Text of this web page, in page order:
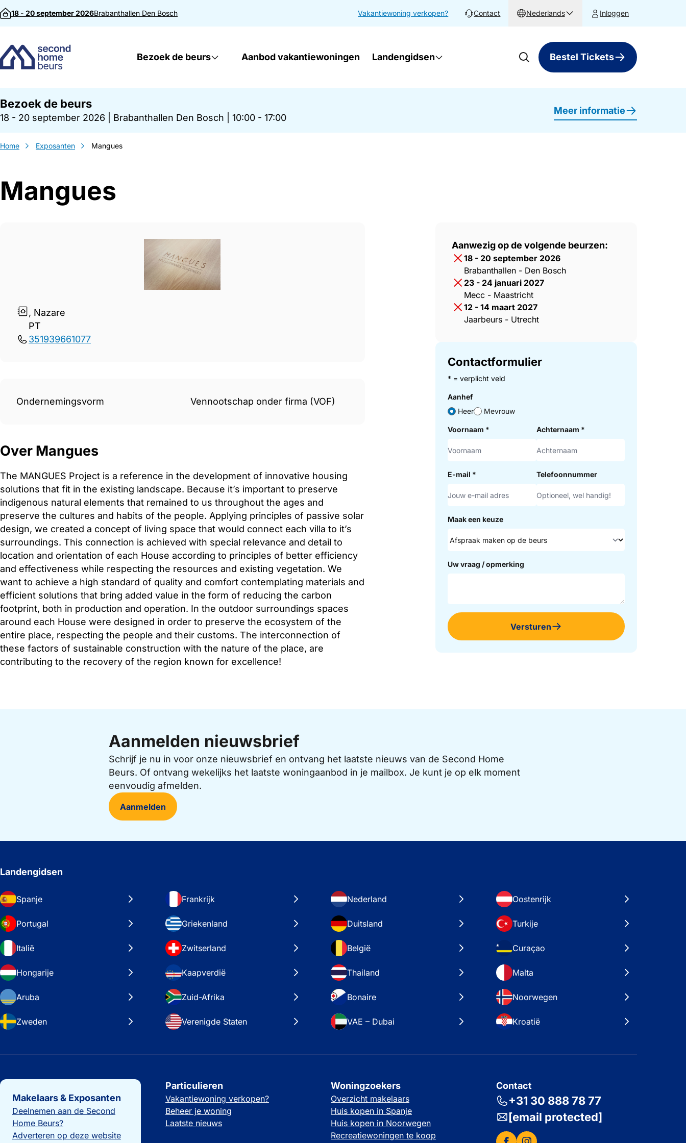
Direct naar inhoud
18 - 20 september 2026Brabanthallen Den Bosch Vakantiewoning verkopen? Contact Nederlands Inloggen
Bezoek de beurs Aanbod vakantiewoningen Landengidsen Bestel Tickets
Bezoek de beurs
18 - 20 september 2026 Brabanthallen Den Bosch 10:00 - 17:00
Meer informatie
Home Exposanten Mangues
Mangues
, Nazare
PT
351939661077
Gegevens Mangues
Ondernemingsvorm Vennootschap onder firma (VOF)
Over Mangues
The MANGUES Project is a reference in the development of innovative housing
solutions that fit in the existing landscape. Because it’s important to preserve
indigenous natural elements that remained to us throughout the ages and
preserve the cultures and habits of the people. Applying principles of passive solar
design, we created a concept of living space that would connect each villa to it’s
surroundings. This connection is achieved with special relevance and detail to
location and orientation of each House according to principles of better efficiency
and effectiveness while respecting the resources and existing vegetation. We
want to achieve a high standard of quality and comfort contemplating materials and
efficient solutions that bring added value in the form of reducing the carbon
footprint, both in production and operation. In the outdoor surroundings spaces
around each House were designed in order to preserve the ecosystem of the
entire place, respecting the people and their customs. The interconnection of
these factors of sustainable construction with the nature of the place, are
contributing to the recovery of the region known for excellence!
Aanwezig op de volgende beurzen:
18 - 20 september 2026
Brabanthallen - Den Bosch
23 - 24 januari 2027
Mecc - Maastricht
12 - 14 maart 2027
Jaarbeurs - Utrecht
Contactformulier
* = verplicht veld
Aanhef
Heer
Mevrouw
Voornaam * Achternaam *
E-mail * Telefoonnummer
Maak een keuze
Uw vraag / opmerking
Versturen
Aanmelden nieuwsbrief
Schrijf je nu in voor onze nieuwsbrief en ontvang het laatste nieuws van de Second Home
Beurs. Of ontvang wekelijks het laatste woningaanbod in je mailbox. Je kunt je op elk moment
eenvoudig afmelden.
Aanmelden
Landengidsen
Spanje Frankrijk Nederland Oostenrijk
Portugal Griekenland Duitsland Turkije
Italië Zwitserland België Curaçao
Hongarije Kaapverdië Thailand Malta
Aruba Zuid-Afrika Bonaire Noorwegen
Zweden Verenigde Staten VAE – Dubai Kroatië
Belangrijke links
Makelaars & Exposanten
Deelnemen aan de Second
Home Beurs?
Adverteren op deze website
Particulieren
Vakantiewoning verkopen?
Beheer je woning
Laatste nieuws
Woningzoekers
Overzicht makelaars
Huis kopen in Spanje
Huis kopen in Noorwegen
Recreatiewoningen te koop
Contact
+31 30 888 78 77
[email protected]